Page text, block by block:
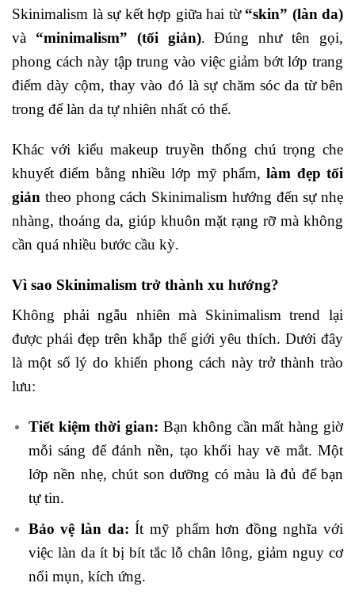
Skinimalism là sự kết hợp giữa hai từ “skin” (làn da)
và “minimalism” (tối giản). Đúng như tên gọi,
phong cách này tập trung vào việc giảm bớt lớp trang
điểm dày cộm, thay vào đó là sự chăm sóc da từ bên
trong để làn da tự nhiên nhất có thể.
Khác với kiểu makeup truyền thống chú trọng che
khuyết điểm bằng nhiều lớp mỹ phẩm,làm đẹp tối
giản theo phong cách Skinimalism hướng đến sự nhẹ
nhàng, thoáng da, giúp khuôn mặt rạng rỡ mà không
cần quá nhiều bước cầu kỳ.
Vì sao Skinimalism trở thành xu hướng?
Không phải ngẫu nhiên mà Skinimalism trend lại
được phái đẹp trên khắp thế giới yêu thích. Dưới đây
là một số lý do khiến phong cách này trở thành trào
lưu:
Tiết kiệm thời gian: Bạn không cần mất hàng giờ
mỗi sáng để đánh nền, tạo khối hay vẽ mắt. Một
lớp nền nhẹ, chút son dưỡng có màu là đủ để bạn
tự tin.
Bảo vệ làn da: Ít mỹ phẩm hơn đồng nghĩa với
việc làn da ít bị bít tắc lỗ chân lông, giảm nguy cơ
nổi mụn, kích ứng.